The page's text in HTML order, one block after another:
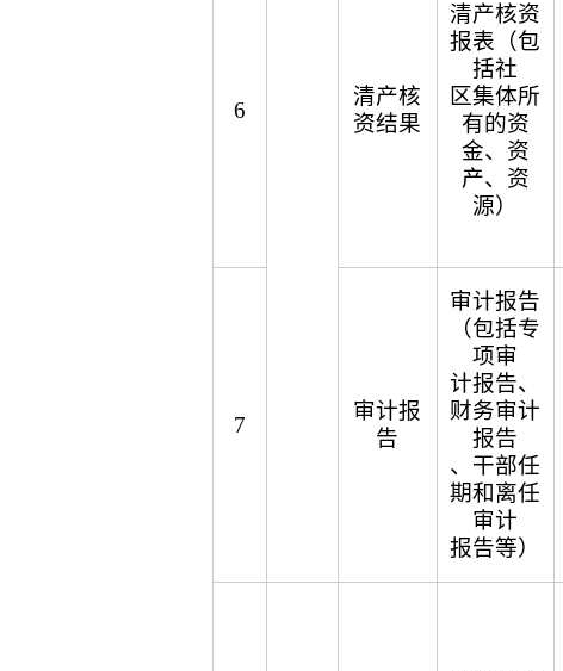
6
清产核
资结果
清产核资
报表（包
括社
区集体所
有的资
金、资
产、资
源）
7
审计报
告
审计报告
（包括专
项审
计报告、
财务审计
报告
、干部任
期和离任
审计
报告等）